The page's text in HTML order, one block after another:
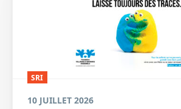
SRI
10 JUILLET 2026